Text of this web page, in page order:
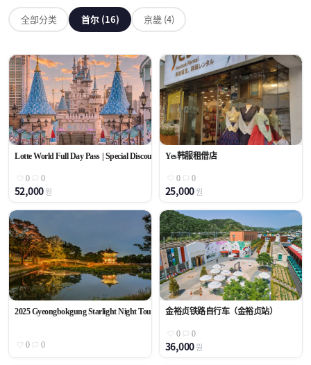
全部分类 首尔 (16) 京畿 (4)
Lotte World Full Day Pass | Special Discounted Price
0 0
52,000원
Yes韩服租借店
0 0
25,000원
2025 Gyeongbokgung Starlight Night TourㅣExclusive tickets for foreign visitors
0 0
金裕贞铁路自行车（金裕贞站）
0 0
36,000원